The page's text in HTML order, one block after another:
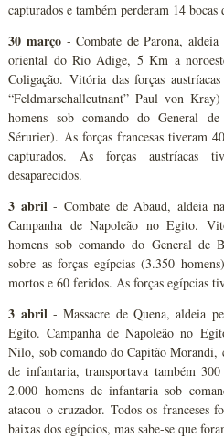
capturados e também perderam 14
30 março - Combate de Parona,
oriental do Rio Adige, 5 Km a
Coligação. Vitória das forças
“Feldmarschalleutnant” Paul von
homens sob comando do General
Sérurier). As forças francesas tiveram
capturados. As forças austríacas
desaparecidos.
3 abril- Combate de Abaud, aldeia
Campanha de Napoleão no Egito.
homens sob comando do General de
sobre as forças egípcias (3.350
mortos e 60 feridos. As forças egípcias
3 abril- Massacre de Quena, aldeia
Egito. Campanha de Napoleão no
Nilo, sob comando do Capitão Morandi,
de infantaria, transportava também
2.000 homens de infantaria sob
atacou o cruzador. Todos os franceses
baixas dos egípcios, mas sabe-se que